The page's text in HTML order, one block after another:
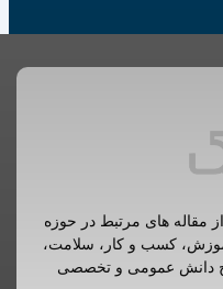
مقاله های مرتبط در حوزه
کسب و کار، سلامت،
دانش عمومی و تخصصی